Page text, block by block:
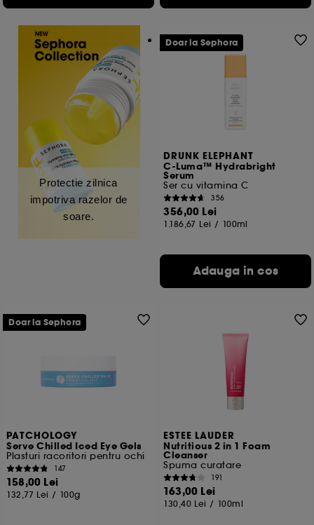
Protectie zilnica
impotriva razelor de
soare.
DRUNK ELEPHANT
C-Luma™ Hydrabright
Serum
Ser cu vitamina C
356
356,00 Lei
1.186,67 Lei / 100ml
Adauga in cos
Doar la Sephora
PATCHOLOGY
Serve Chilled Iced Eye Gels
Plasturi racoritori pentru ochi
147
158,00 Lei
132,77 Lei / 100g
Doar la Sephora
ESTEE LAUDER
Nutritious 2 in 1 Foam
Cleanser
Spuma curatare
191
163,00 Lei
130,40 Lei / 100ml